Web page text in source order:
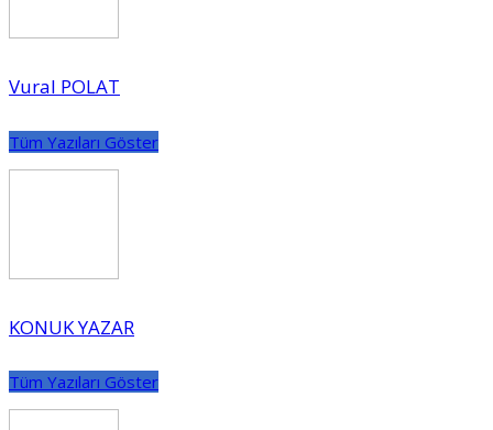
Vural POLAT
Tüm Yazıları Göster
KONUK YAZAR
Tüm Yazıları Göster